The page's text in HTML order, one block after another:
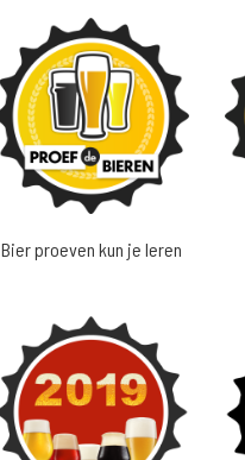
Bier proeven kun je leren